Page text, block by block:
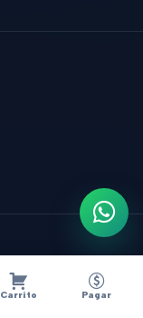
Carrito Pagar